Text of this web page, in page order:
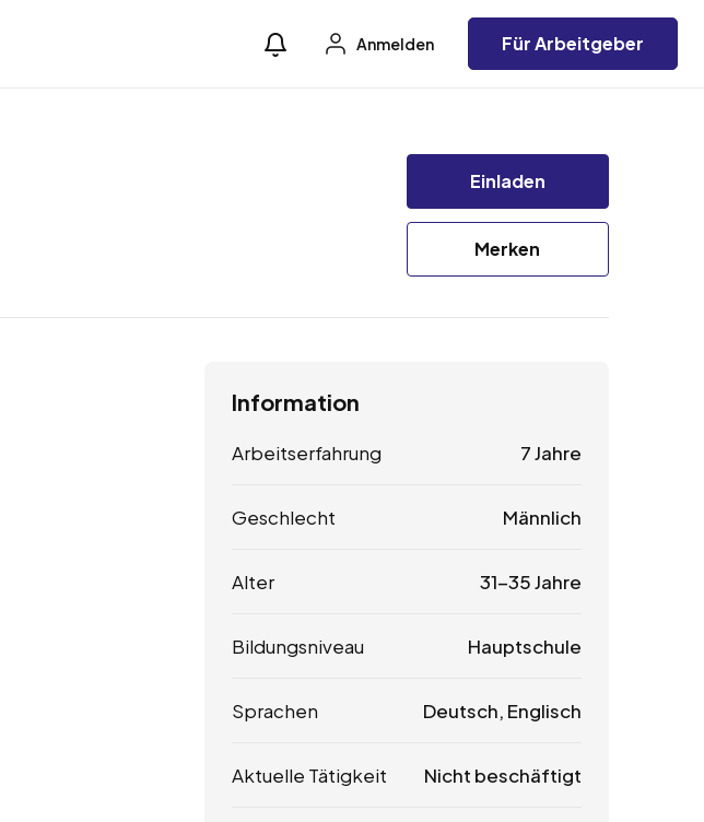
Anmelden Für Arbeitgeber
Einladen
Merken
Information
Arbeitserfahrung 7 Jahre
Geschlecht Männlich
Alter 31-35 Jahre
Bildungsniveau Hauptschule
Sprachen Deutsch, Englisch
Aktuelle Tätigkeit Nicht beschäftigt